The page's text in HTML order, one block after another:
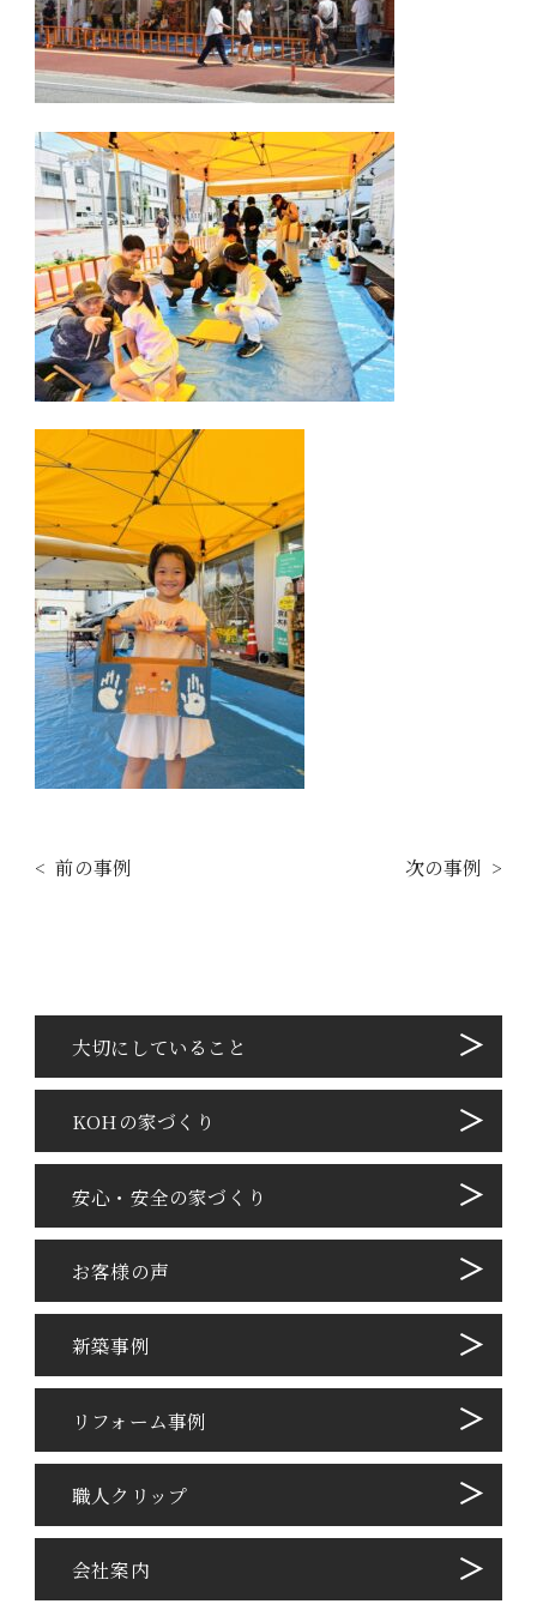
前の事例 次の事例
⼤切にしていること
KOHの家づくり
安心・安全の家づくり
お客様の声
新築事例
リフォーム事例
職⼈クリップ
会社案内